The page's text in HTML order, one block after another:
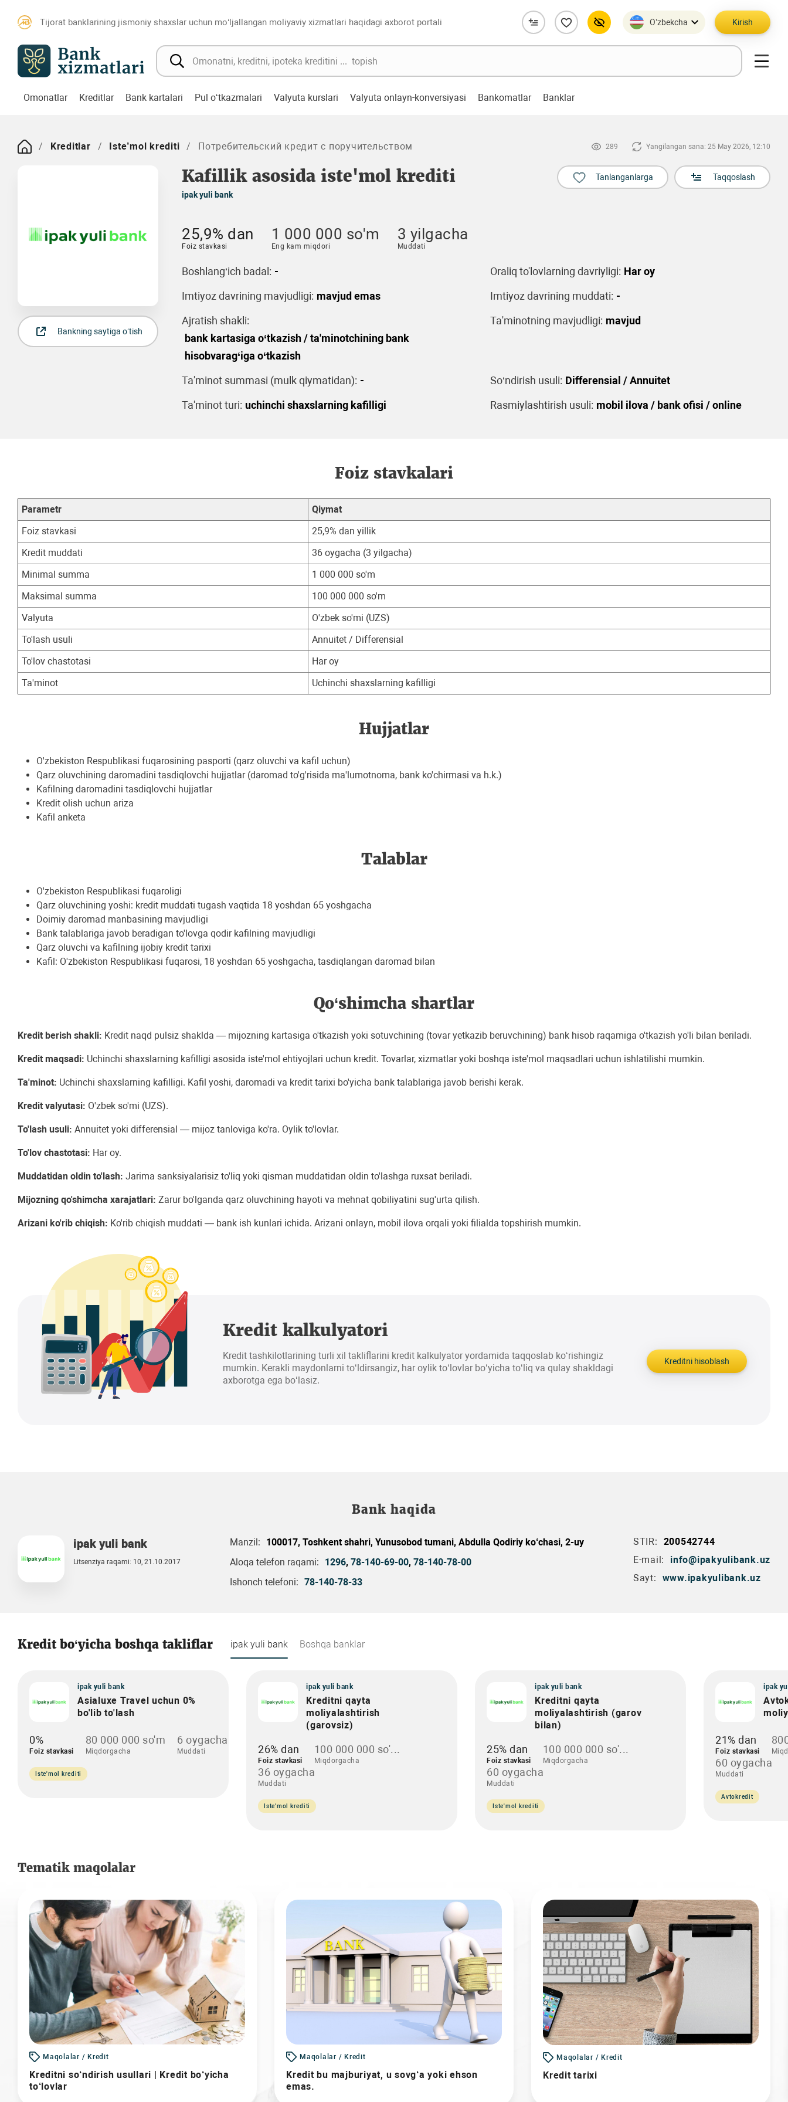
Tijorat banklarining jismoniy shaxslar uchun mo‘ljallangan moliyaviy xizmatlari haqidagi axborot portali O’zbekcha Kirish
Omonatlar Kreditlar Bank kartalari Pul o‘tkazmalari Valyuta kurslari Valyuta onlayn-konversiyasi Bankomatlar Banklar
Kreditlar Iste’mol krediti Потребительский кредит с поручительством 289 Yangilangan sana: 25 May 2026, 12:10
Kafillik asosida iste'mol krediti
ipak yuli bank
Tanlanganlarga Taqqoslash
Bankning saytiga o‘tish
25,9% dan
Foiz stavkasi
1 000 000 so'm
Eng kam miqdori
3 yilgacha
Muddati
Boshlang‘ich badal: - Oraliq to'lovlarning davriyligi: Har oy
Imtiyoz davrining mavjudligi: mavjud emas Imtiyoz davrining muddati: -
Ajratish shakli:
bank kartasiga o‘tkazish / ta'minotchining bank
hisobvarag‘iga o‘tkazish
Ta'minotning mavjudligi: mavjud
Ta'minot summasi (mulk qiymatidan): - So‘ndirish usuli: Differensial / Annuitet
Ta'minot turi: uchinchi shaxslarning kafilligi Rasmiylashtirish usuli: mobil ilova / bank ofisi / online
Foiz stavkalari
Parametr
Qiymat
Foiz stavkasi
25,9% dan yillik
Kredit muddati
36 oygacha (3 yilgacha)
Minimal summa
1 000 000 so'm
Maksimal summa
100 000 000 so'm
Valyuta
O'zbek so'mi (UZS)
To'lash usuli
Annuitet / Differensial
To'lov chastotasi
Har oy
Ta'minot
Uchinchi shaxslarning kafilligi
Hujjatlar
O'zbekiston Respublikasi fuqarosining pasporti (qarz oluvchi va kafil uchun)
Qarz oluvchining daromadini tasdiqlovchi hujjatlar (daromad to'g'risida ma'lumotnoma, bank ko'chirmasi va h.k.)
Kafilning daromadini tasdiqlovchi hujjatlar
Kredit olish uchun ariza
Kafil anketa
Talablar
O'zbekiston Respublikasi fuqaroligi
Qarz oluvchining yoshi: kredit muddati tugash vaqtida 18 yoshdan 65 yoshgacha
Doimiy daromad manbasining mavjudligi
Bank talablariga javob beradigan to'lovga qodir kafilning mavjudligi
Qarz oluvchi va kafilning ijobiy kredit tarixi
Kafil: O'zbekiston Respublikasi fuqarosi, 18 yoshdan 65 yoshgacha, tasdiqlangan daromad bilan
Qo‘shimcha shartlar
Kredit berish shakli: Kredit naqd pulsiz shaklda — mijozning kartasiga o'tkazish yoki sotuvchining (tovar yetkazib beruvchining) bank hisob raqamiga o'tkazish yo'li bilan beriladi.
Kredit maqsadi: Uchinchi shaxslarning kafilligi asosida iste'mol ehtiyojlari uchun kredit. Tovarlar, xizmatlar yoki boshqa iste'mol maqsadlari uchun ishlatilishi mumkin.
Ta'minot: Uchinchi shaxslarning kafilligi. Kafil yoshi, daromadi va kredit tarixi bo'yicha bank talablariga javob berishi kerak.
Kredit valyutasi: O'zbek so'mi (UZS).
To'lash usuli: Annuitet yoki differensial — mijoz tanloviga ko'ra. Oylik to'lovlar.
To'lov chastotasi: Har oy.
Muddatidan oldin to'lash: Jarima sanksiyalarisiz to'liq yoki qisman muddatidan oldin to'lashga ruxsat beriladi.
Mijozning qo'shimcha xarajatlari: Zarur bo'lganda qarz oluvchining hayoti va mehnat qobiliyatini sug'urta qilish.
Arizani ko'rib chiqish: Ko'rib chiqish muddati — bank ish kunlari ichida. Arizani onlayn, mobil ilova orqali yoki filialda topshirish mumkin.
Kredit kalkulyatori
Kredit tashkilotlarining turli xil takliflarini kredit kalkulyator yordamida taqqoslab ko‘rishingiz
mumkin. Kerakli maydonlarni to‘ldirsangiz, har oylik to‘lovlar bo‘yicha to‘liq va qulay shakldagi
axborotga ega bo‘lasiz.
Kreditni hisoblash
Bank haqida
ipak yuli bank
Litsenziya raqami: 10, 21.10.2017
Manzil:
100017, Toshkent shahri, Yunusobod tumani, Abdulla Qodiriy ko‘chasi, 2-uy
Aloqa telefon raqami:
1296, 78-140-69-00, 78-140-78-00
Ishonch telefoni: 78-140-78-33
STIR:
200542744
E-mail:
info@ipakyulibank.uz
Sayt:
www.ipakyulibank.uz
Kredit bo‘yicha boshqa takliflar ipak yuli bank Boshqa banklar
ipak yuli bank
Asialuxe Travel uchun 0%
bo'lib to'lash
0%
Foiz stavkasi
80 000 000 so'm
Miqdorgacha
6 oygacha
Muddati
Iste'mol krediti
ipak yuli bank
Kreditni qayta
moliyalashtirish
(garovsiz)
26% dan
Foiz stavkasi
100 000 000 so'...
Miqdorgacha
36 oygacha
Muddati
Iste'mol krediti
ipak yuli bank
Kreditni qayta
moliyalashtirish (garov
bilan)
25% dan
Foiz stavkasi
100 000 000 so'...
Miqdorgacha
60 oygacha
Muddati
Iste'mol krediti
ipak
21% dan
Foiz stavkasi
60 oygacha
Muddati
Avtokredit
Tematik maqolalar
Maqolalar / Kredit
Kreditni so‘ndirish usullari | Kredit bo‘yicha
to‘lovlar
Maqolalar / Kredit
Kredit bu majburiyat, u sovg‘a yoki ehson
emas.
Maqolalar / Kredit
Kredit tarixi